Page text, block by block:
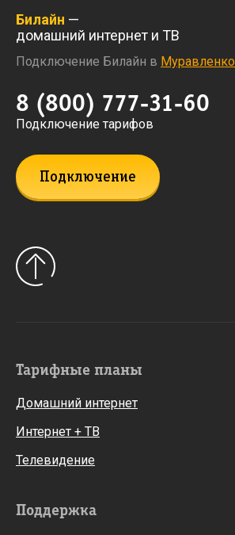
Билайн —
домашний интернет и ТВ
Подключение Билайн в Муравленко
8 (800) 777-31-60
Подключение тарифов
Подключение
Тарифные планы
Домашний интернет
Интернет + ТВ
Телевидение
Поддержка